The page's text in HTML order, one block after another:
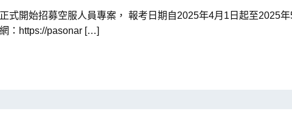
式開始招募空服人員專案， 報考日期自2025年4月1日起至2025
：https://pasonar […]